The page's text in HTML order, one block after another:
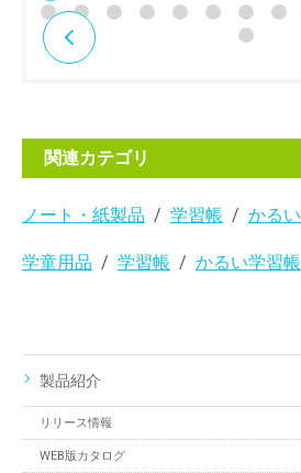
関連カテゴリ
ノート・紙製品 学習帳 かる
学童用品 学習帳 かるい学習帳
製品紹介
リリース情報
WEB版カタログ